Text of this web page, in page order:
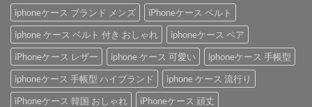
iphoneケース ブランド メンズ
iPhoneケース ベルト
iphone ケース ベルト 付き おしゃれ
iphoneケース ペア
iPhoneケース レザー
iphone ケース 可愛い
iphoneケース 手帳型
iphoneケース 手帳型 ハイブランド
iphone ケース 流行り
iPhoneケース 韓国 おしゃれ
iPhoneケース 頑丈